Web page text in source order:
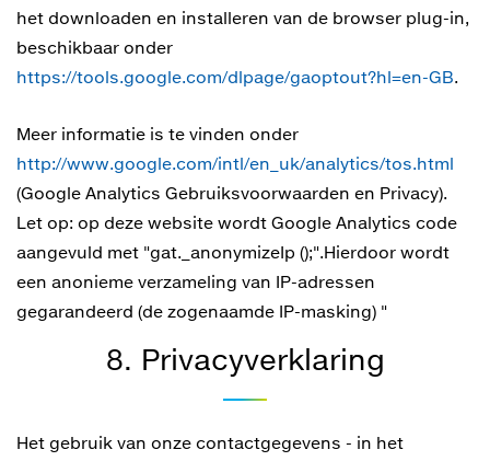
het downloaden en installeren van de browser plug-in,
beschikbaar onder
https://tools.google.com/dlpage/gaoptout?hl=en-GB.
Meer informatie is te vinden onder
http://www.google.com/intl/en_uk/analytics/tos.html
(Google Analytics Gebruiksvoorwaarden en Privacy).
Let op: op deze website wordt Google Analytics code
aangevuld met "gat._anonymizeIp ();".Hierdoor wordt
een anonieme verzameling van IP-adressen
gegarandeerd (de zogenaamde IP-masking) "
8. Privacyverklaring
Het gebruik van onze contactgegevens - in het